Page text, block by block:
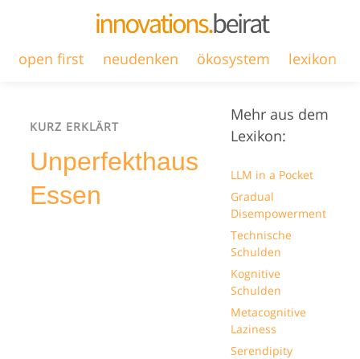
open first neudenken ökosystem lexikon
KURZ ERKLÄRT
Unperfekthaus
Essen
Mehr aus dem
Lexikon:
LLM in a Pocket
Gradual
Disempowerment
Technische
Schulden
Kognitive
Schulden
Metacognitive
Laziness
Serendipity